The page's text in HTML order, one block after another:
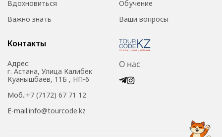
Вдохновиться
Важно знать
Обучение
Ваши вопросы
Контакты
Адрес:
г. Астана, Улица Калибек
Куанышбаев, 11Б , НП-6
Моб.:+7 (7172) 67 71 12
E-mail:info@tourcode.kz
О нас